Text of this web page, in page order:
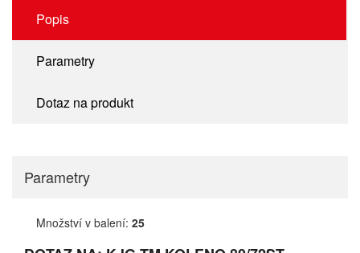
Popis
Parametry
Dotaz na produkt
Parametry
Množství v balení: 25